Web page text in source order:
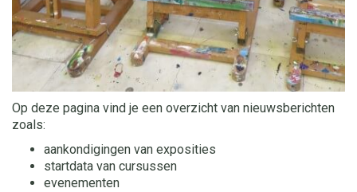
Op deze pagina vind je een overzicht van nieuwsberichten
zoals:
aankondigingen van exposities
startdata van cursussen
evenementen